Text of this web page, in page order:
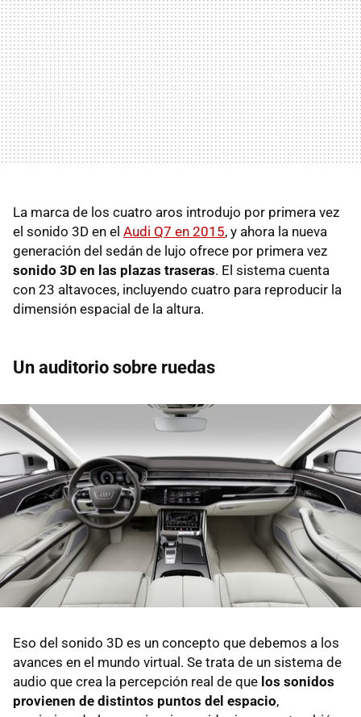
La marca de los cuatro aros introdujo por primera vez
el sonido 3D en el Audi Q7 en 2015, y ahora la nueva
generación del sedán de lujo ofrece por primera vez
sonido 3D en las plazas traseras. El sistema cuenta
con 23 altavoces, incluyendo cuatro para reproducir la
dimensión espacial de la altura.
Un auditorio sobre ruedas
Eso del sonido 3D es un concepto que debemos a los
avances en el mundo virtual. Se trata de un sistema de
audio que crea la percepción real de que los sonidos
provienen de distintos puntos del espacio,